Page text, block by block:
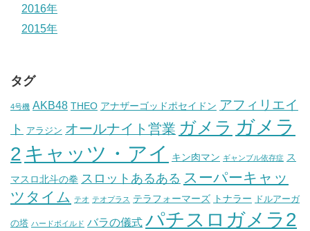
2016年
2015年
タグ
4号機 AKB48 THEO アナザーゴッドポセイドン アフィリエイ
ト
アラジン オールナイト営業 ガメラ ガメラ
2 キャッツ・アイ キン肉マン ギャンブル依存症 ス
マスロ北斗の拳 スロットあるある スーパーキャッ
ツタイム テオ テオプラス テラフォーマーズ トナラー ドルアーガ
の塔 ハードボイルド バラの儀式 パチスロガメラ2